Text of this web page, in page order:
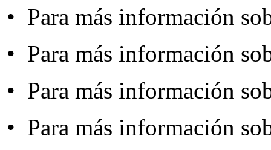
• Para más información
• Para más información
• Para más información
• Para más información